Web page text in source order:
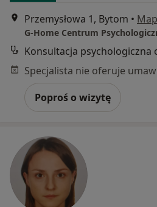
Przemysłowa 1, Bytom •
G-Home Centrum
Konsultacja psychologiczna
Poproś o wizytę